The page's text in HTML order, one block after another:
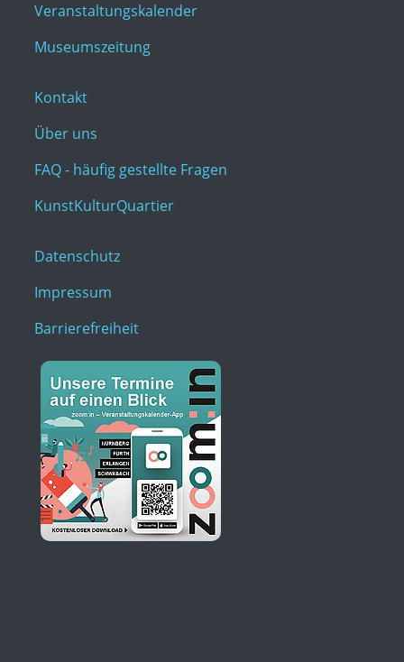
Veranstaltungskalender
Museumszeitung
Kontakt
Über uns
FAQ - häufig gestellte Fragen
KunstKulturQuartier
Datenschutz
Impressum
Barrierefreiheit